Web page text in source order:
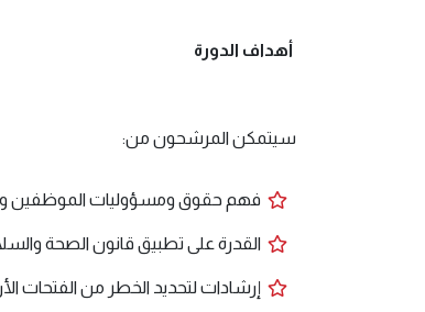
أهداف الدورة
سيتمكن المرشحون من:
فهم حقوق ومسؤوليات الموظفين
القدرة على تطبيق قانون الصحة
إرشادات لتحديد الخطر من الفتحات